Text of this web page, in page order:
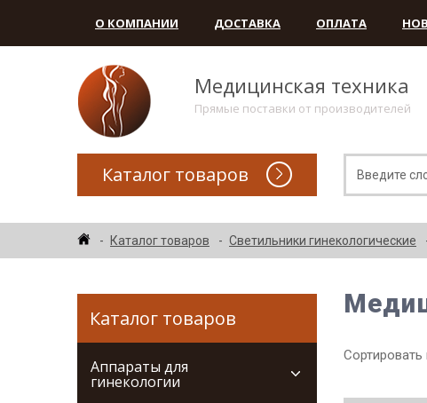
О КОМПАНИИ ДОСТАВКА ОПЛАТА
Медицинская техника
Прямые поставки от производителей
Каталог товаров
Каталог товаров Светильники гинекологические
Каталог товаров
Аппараты для
гинекологии
Сортировать